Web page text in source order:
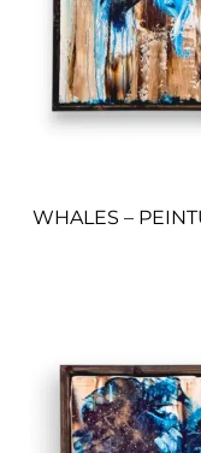
WHALES –